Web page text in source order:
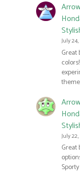
July
Great
July
Great